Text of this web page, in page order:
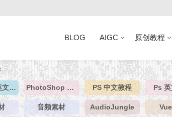
BLOG AIGC 原创教程
Houdini 英文教程 PhotoShop 资源 PS 中文教程 Ps
音频素材 AudioJungle